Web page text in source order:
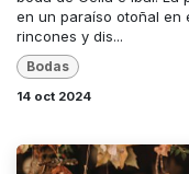
en un paraíso otoñal en
rincones y dis...
Bodas
14 oct 2024